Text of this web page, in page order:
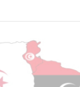
مهام المنسق